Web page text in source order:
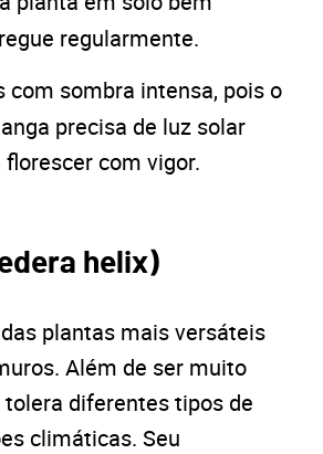
regularmente.
com sombra intensa, pois o
precisa de luz solar
com vigor.
helix)
plantas mais versáteis
Além de ser muito
diferentes tipos de
climáticas. Seu